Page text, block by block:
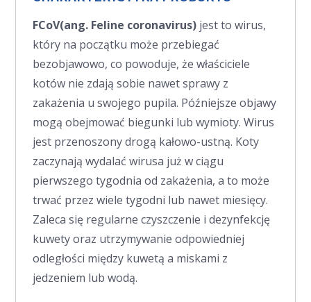
FCoV(ang. Feline coronavirus) jest to wirus,
który na początku może przebiegać
bezobjawowo, co powoduje, że właściciele
kotów nie zdają sobie nawet sprawy z
zakażenia u swojego pupila. Późniejsze objawy
mogą obejmować biegunki lub wymioty. Wirus
jest przenoszony drogą kałowo-ustną. Koty
zaczynają wydalać wirusa już w ciągu
pierwszego tygodnia od zakażenia, a to może
trwać przez wiele tygodni lub nawet miesięcy.
Zaleca się regularne czyszczenie i dezynfekcję
kuwety oraz utrzymywanie odpowiedniej
odległości między kuwetą a miskami z
jedzeniem lub wodą.